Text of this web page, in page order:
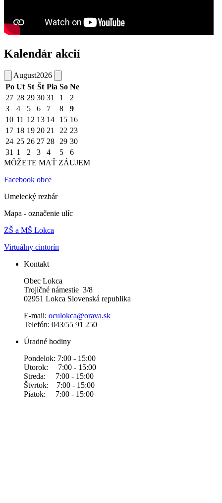
Kalendár akcií
August2026
Po Ut St Št Pia So Ne
27 28 29 30 31 1
2
3
4 5 6 7 8
9
10 11 12 13 14 15 16
17 18 19 20 21 22 23
24 25 26 27 28 29 30
31 1 2 3 4 5
6
MÔŽETE MAŤ ZÁUJEM
Facebook obce
Umelecký rezbár
Mapa - označenie ulíc
ZŠ a MŠ Lokca
Virtuálny cintorín
Kontakt
Obec Lokca
Trojičné námestie 3/8
02951 Lokca Slovenská republika
E-mail: oculokca@orava.sk
Telefón: 043/55 91 250
Úradné hodiny
Pondelok: 7:00 - 15:00
Utorok: 7:00 - 15:00
Streda: 7:00 - 15:00
Štvrtok: 7:00 - 15:00
Piatok: 7:00 - 15:00